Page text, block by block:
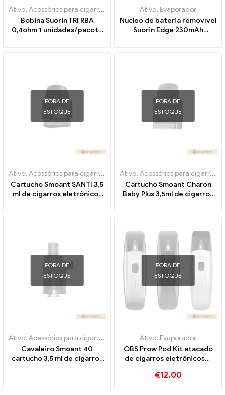
Ativo, Acessórios para cigarros eletrônicos ,Evaporador
Bobina Suorin TRI RBA
0,4ohm 1 unidades/pacote
Ativo, Evaporador
Núcleo de bateria removível
Suorin Edge 230mAh
FORA DE
ESTOQUE
Ativo, Acessórios para cigarros eletrônicos ,Evaporador
Cartucho Smoant SANTI 3,5
ml de cigarros eletrônicos
FORA DE
ESTOQUE
Ativo, Acessórios para cigarros eletrônicos
Cartucho Smoant Charon
Baby Plus 3,5ml de cigarros
FORA DE
ESTOQUE
Ativo, Acessórios para cigarros eletrônicos ,Evaporador
Cavaleiro Smoant 40
cartucho 3,5 ml de cigarros
FORA DE
ESTOQUE
Ativo, Evaporador
OBS Prow Pod Kit atacado
de cigarros eletrônicos丨
€12.00